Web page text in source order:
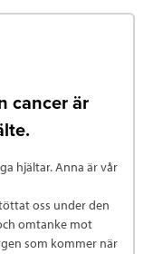
cancer är
hjältar. Anna är vår
oss under den
omtanke mot
som kommer när